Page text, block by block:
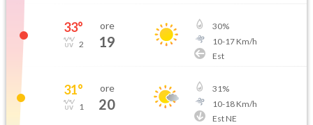
33°
2
ore
19
30%
10-17Km/h
Est
31°
1
ore
20
31%
10-18Km/h
Est NE